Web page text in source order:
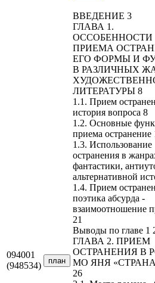
094001
(948534)
план
ВВЕДЕНИЕ 3
ГЛАВА 1.
ОССОБЕННОСТИ
ПРИЕМА
ЕГО ФОРМЫ И
В РАЗЛИЧНЫХ
ЛИТЕРАТУРЫ 8
1.1. Прием
история вопроса 8
1.2. Основные
приема остранение
1.3. Использование
остранения в
фантастики,
альтернативной
1.4. Прием
поэтика абсурда -
взаимоотношение
21
Выводы по главе 1
ГЛАВА 2. ПРИЕМ
ОСТРАНЕНИЯ В
МО ЯНЯ
26